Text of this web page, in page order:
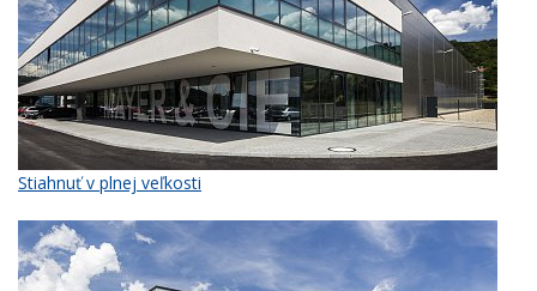
Stiahnuť v plnej veľkosti